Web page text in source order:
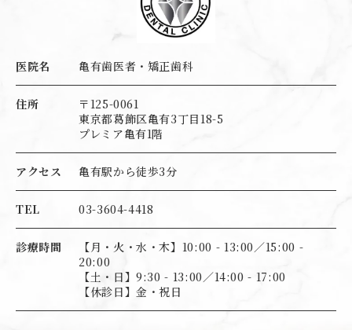
医院名 亀有歯医者・矯正歯科
住所
〒125-0061
東京都葛飾区亀有3丁目18-5
プレミア亀有1階
アクセス 亀有駅から徒歩3分
TEL 03-3604-4418
診療時間
【月・火・水・木】10:00 - 13:00／15:00 -
20:00
【土・日】9:30 - 13:00／14:00 - 17:00
【休診日】金・祝日